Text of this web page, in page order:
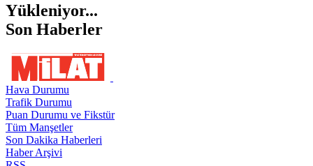
Yükleniyor...
Son Haberler
Hava Durumu
Trafik Durumu
Puan Durumu ve Fikstür
Tüm Manşetler
Son Dakika Haberleri
Haber Arşivi